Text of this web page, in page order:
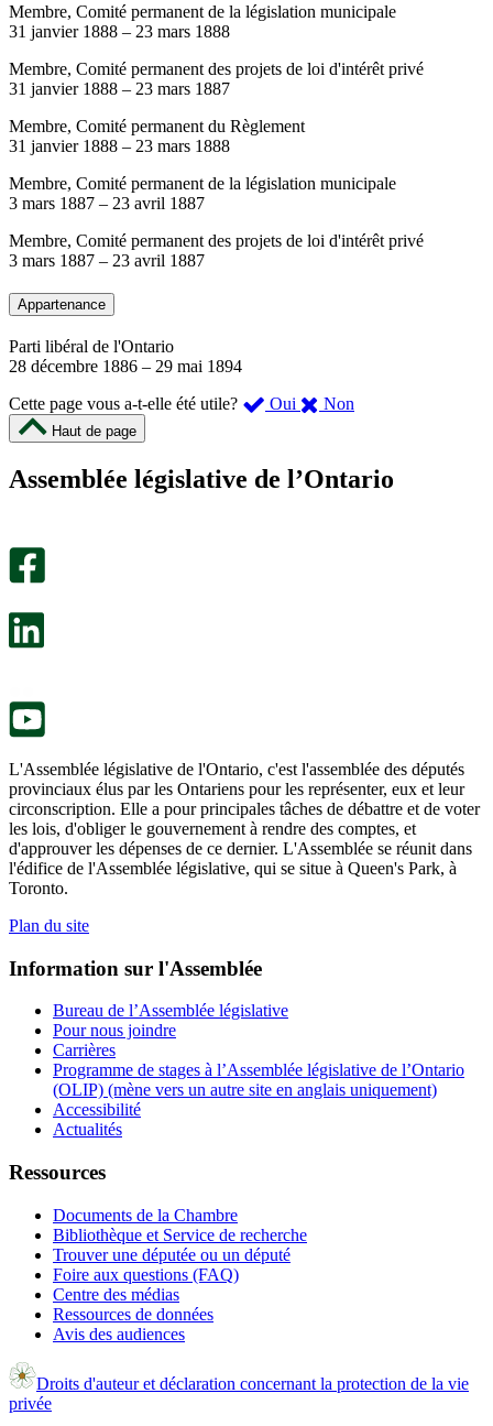
Membre, Comité permanent de la législation municipale
31 janvier 1888 – 23 mars 1888
Membre, Comité permanent des projets de loi d'intérêt privé
31 janvier 1888 – 23 mars 1887
Membre, Comité permanent du Règlement
31 janvier 1888 – 23 mars 1888
Membre, Comité permanent de la législation municipale
3 mars 1887 – 23 avril 1887
Membre, Comité permanent des projets de loi d'intérêt privé
3 mars 1887 – 23 avril 1887
Appartenance
Parti libéral de l'Ontario
28 décembre 1886 – 29 mai 1894
Cette page vous a-t-elle été utile?
Oui ,
été
Non
m’a
Haut de page
Assemblée législative de l’Ontario
L'Assemblée législative de l'Ontario, c'est l'assemblée des députés
provinciaux élus par les Ontariens pour les représenter, eux et leur
circonscription. Elle a pour principales tâches de débattre et de voter
les lois, d'obliger le gouvernement à rendre des comptes, et
d'approuver les dépenses de ce dernier. L'Assemblée se réunit dans
l'édifice de l'Assemblée législative, qui se situe à Queen's Park, à
Toronto.
Plan du site
Information sur l'Assemblée
Bureau de l’Assemblée législative
Pour nous joindre
Carrières
Programme de stages à l’Assemblée législative de l’Ontario
(OLIP) (mène vers un autre site en anglais uniquement)
Accessibilité
Actualités
Ressources
Documents de la Chambre
Bibliothèque et Service de recherche
Trouver une députée ou un député
Foire aux questions (FAQ)
Centre des médias
Ressources de données
Avis des audiences
Droits d'auteur et déclaration concernant la protection de la vie
privée